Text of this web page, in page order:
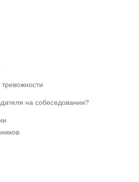
на собеседовании?